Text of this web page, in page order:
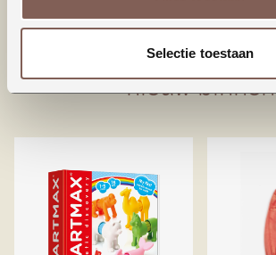
Selectie toestaan
95% Biologisch katoen
5% Elastaan
nieuw binnen